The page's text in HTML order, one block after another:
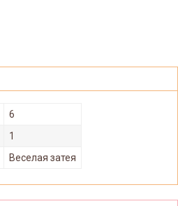
6
1
Веселая затея